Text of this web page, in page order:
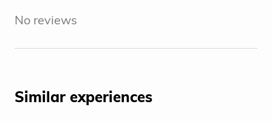
No reviews
Similar experiences